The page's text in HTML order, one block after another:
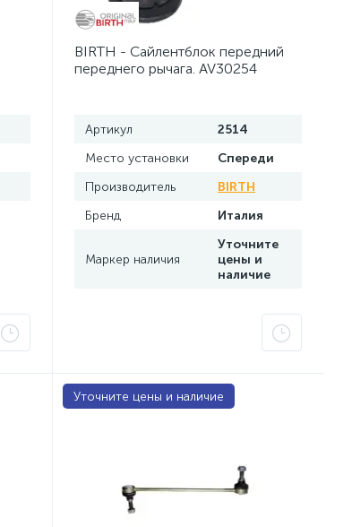
Шаровые опоры Skoda Fabia 1 MK1
BIRTH - Сайлентблок передний
переднего рычага. AV30254
Артикул
2514
Место установки
Спереди
Производитель
BIRTH
Бренд
Италия
Маркер наличия
Уточните
цены и
наличие
Уточните цены и наличие